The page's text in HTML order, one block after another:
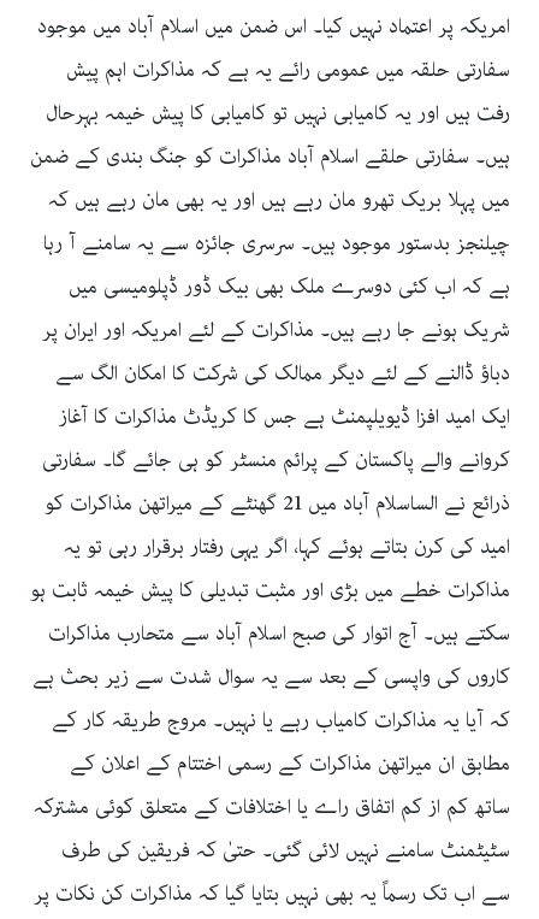
امریکہ پر اعتماد نہیں کیا۔ اس ضمن میں اسلام آباد میں موجود
سفارتی حلقہ میں عمومی رائے یہ ہے کہ مذاکرات اہم پیش
رفت ہیں اور یہ کامیابی نہیں تو کامیابی کا پیش خیمہ بہرحال
ہیں۔ سفارتی حلقے اسلام آباد مذاکرات کو جنگ بندی کے ضمن
میں پہلا بریک تھرو مان رہے ہیں اور یہ بھی مان رہے ہیں کہ
چیلنجز بدستور موجود ہیں۔ سرسری جائزہ سے یہ سامنے آ رہا
ہے کہ اب کئی دوسرے ملک بھی بیک ڈور ڈپلومیسی میں
شریک ہونے جا رہے ہیں۔ مذاکرات کے لئے امریکہ اور ایران پر
دباؤ ڈالنے کے لئے دیگر ممالک کی شرکت کا امکان الگ سے
ایک امید افزا ڈیویلپمنٹ ہے جس کا کریڈٹ مذاکرات کا آغاز
کروانے والے پاکستان کے پرائم منسٹر کو ہی جائے گا۔ سفارتی
ذرائع نے الساسلام آباد میں 21 گھنٹے کے میراتھن مذاکرات کو
امید کی کرن بتاتے ہوئے کہا، اگر یہی رفتار برقرار رہی تو یہ
مذاکرات خطے میں بڑی اور مثبت تبدیلی کا پیش خیمہ ثابت ہو
سکتے ہیں۔ آج اتوار کی صبح اسلام آباد سے متحارب مذاکرات
کاروں کی واپسی کے بعد سے یہ سوال شدت سے زیر بحث ہے
کہ آیا یہ مذاکرات کامیاب رہے یا نہیں۔ مروج طریقہ کار کے
مطابق ان میراتھن مذاکرات کے رسمی اختتام کے اعلان کے
ساتھ کم از کم اتفاق راے یا اختلافات کے متعلق کوئی مشترکہ
سٹیٹمنٹ سامنے نہیں لائی گئی۔ حتیٰ کہ فریقین کی طرف
سے اب تک رسماً یہ بھی نہیں بتایا گیا کہ مذاکرات کن نکات پر